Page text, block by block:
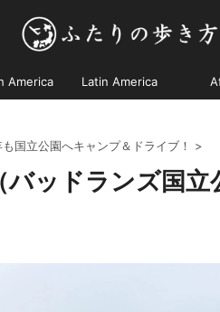
America Latin America
国立公園へキャンプ＆ドライブ！ >
ッドランズ国立